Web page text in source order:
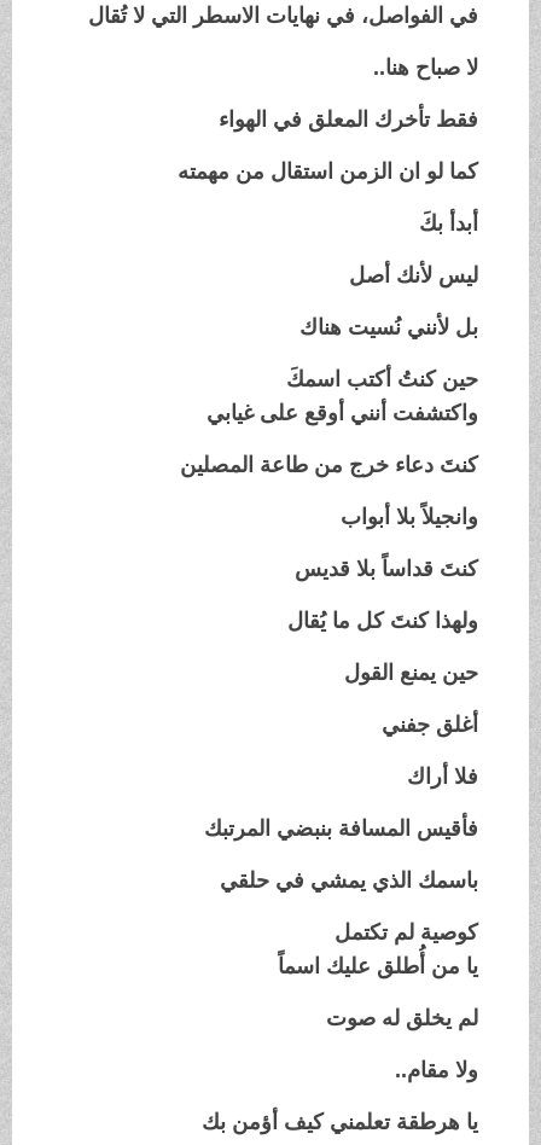
في الفواصل، في نهايات الاسطر التي لا تُقال
لا صباح هنا..
فقط تأخرك المعلق في الهواء
كما لو ان الزمن استقال من مهمته
أبدأ بكَ
ليس لأنك أصل
بل لأنني نُسيت هناك
حين كنتُ أكتب اسمكَ
واكتشفت أنني أوقع على غيابي
كنتَ دعاء خرج من طاعة المصلين
وانجيلاً بلا أبواب
كنتَ قداساً بلا قديس
ولهذا كنتَ كل ما يُقال
حين يمنع القول
أغلق جفني
فلا أراك
فأقيس المسافة بنبضي المرتبك
باسمك الذي يمشي في حلقي
كوصية لم تكتمل
يا من أُطلق عليك اسماً
لم يخلق له صوت
ولا مقام..
يا هرطقة تعلمني كيف أؤمن بك